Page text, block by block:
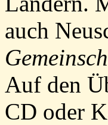
auch
Auf den
CD oder